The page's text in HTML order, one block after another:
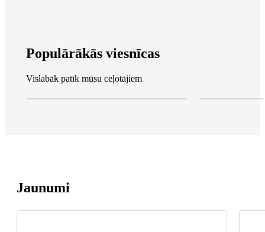
Populārākās viesnīcas
Vislabāk patīk mūsu ceļotājiem
Jaunumi